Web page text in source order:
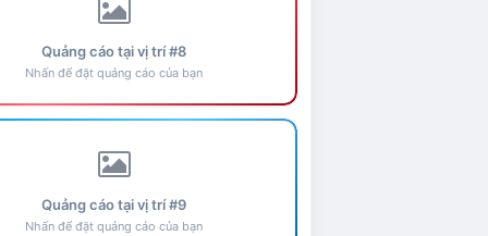
Quảng cáo tại vị trí #8
Nhấn để đặt quảng cáo của bạn
Quảng cáo tại vị trí #9
Nhấn để đặt quảng cáo của bạn